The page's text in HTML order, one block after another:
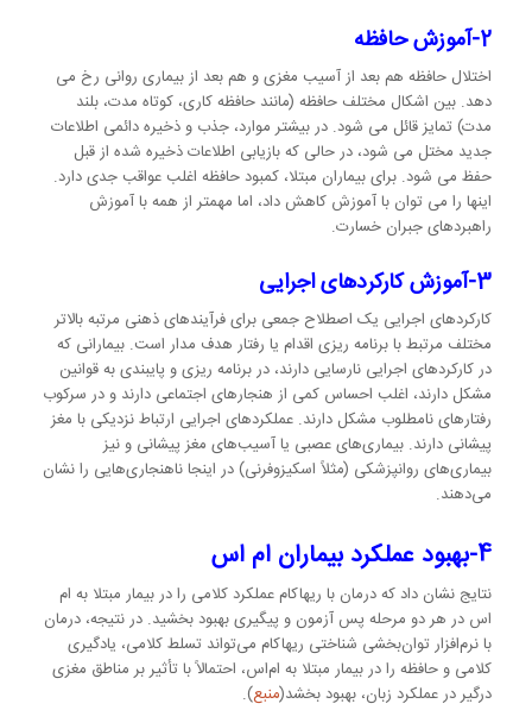
2-آموزش حافظه
اختلال حافظه هم بعد از آسیب مغزی و هم بعد از بیماری روانی رخ می
دهد. بین اشکال مختلف حافظه (مانند حافظه کاری، کوتاه مدت، بلند
مدت) تمایز قائل می شود. در بیشتر موارد، جذب و ذخیره دائمی اطلاعات
جدید مختل می شود، در حالی که بازیابی اطلاعات ذخیره شده از قبل
حفظ می شود. برای بیماران مبتلا، کمبود حافظه اغلب عواقب جدی دارد.
اینها را می توان با آموزش کاهش داد، اما مهمتر از همه با آموزش
راهبردهای جبران خسارت.
3-آموزش کارکردهای اجرایی
کارکردهای اجرایی یک اصطلاح جمعی برای فرآیندهای ذهنی مرتبه بالاتر
مختلف مرتبط با برنامه ریزی اقدام یا رفتار هدف مدار است. بیمارانی که
در کارکردهای اجرایی نارسایی دارند، در برنامه ریزی و پایبندی به قوانین
مشکل دارند، اغلب احساس کمی از هنجارهای اجتماعی دارند و در سرکوب
رفتارهای نامطلوب مشکل دارند. عملکردهای اجرایی ارتباط نزدیکی با مغز
پیشانی دارند. بیماری‌های عصبی یا آسیب‌های مغز پیشانی و نیز
بیماری‌های روانپزشکی (مثلاً اسکیزوفرنی) در اینجا ناهنجاری‌هایی را نشان
می‌دهند.
4-بهبود عملکرد بیماران ام اس
نتایج نشان داد که درمان با ریهاکام عملکرد کلامی را در بیمار مبتلا به ام
اس در هر دو مرحله پس آزمون و پیگیری بهبود بخشید. در نتیجه، درمان
با نرم‌افزار توان‌بخشی شناختی ریهاکام می‌تواند تسلط کلامی، یادگیری
کلامی و حافظه را در بیمار مبتلا به ام‌اس، احتمالاً با تأثیر بر مناطق مغزی
درگیر در عملکرد زبان، بهبود بخشد(منبع).